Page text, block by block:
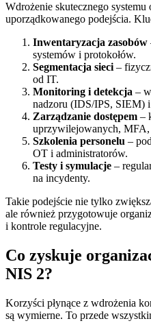
Wdrożenie skutecznego
uporządkowanego podejścia.
Inwentaryzacja zasobów
systemów i protokołów.
Segmentacja sieci–
od IT.
Monitoring i detekcja –
nadzoru (IDS/IPS, SIEM)
Zarządzanie dostępem –
uprzywilejowanych, MFA,
Szkolenia personelu –
OT i administratorów.
Testy i symulacje –
na incydenty.
Takie podejście nie tylko
ale również przygotowuje
i kontrole regulacyjne.
Co zyskuje
NIS 2?
Korzyści płynące z wdrożenia
są wymierne. To przede